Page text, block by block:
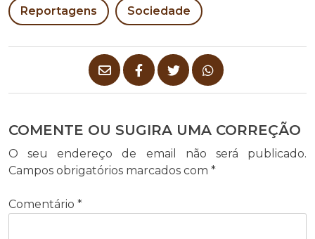
Reportagens Sociedade
COMENTE OU SUGIRA UMA CORREÇÃO
O seu endereço de email não será publicado.
Campos obrigatórios marcados com *
Comentário *